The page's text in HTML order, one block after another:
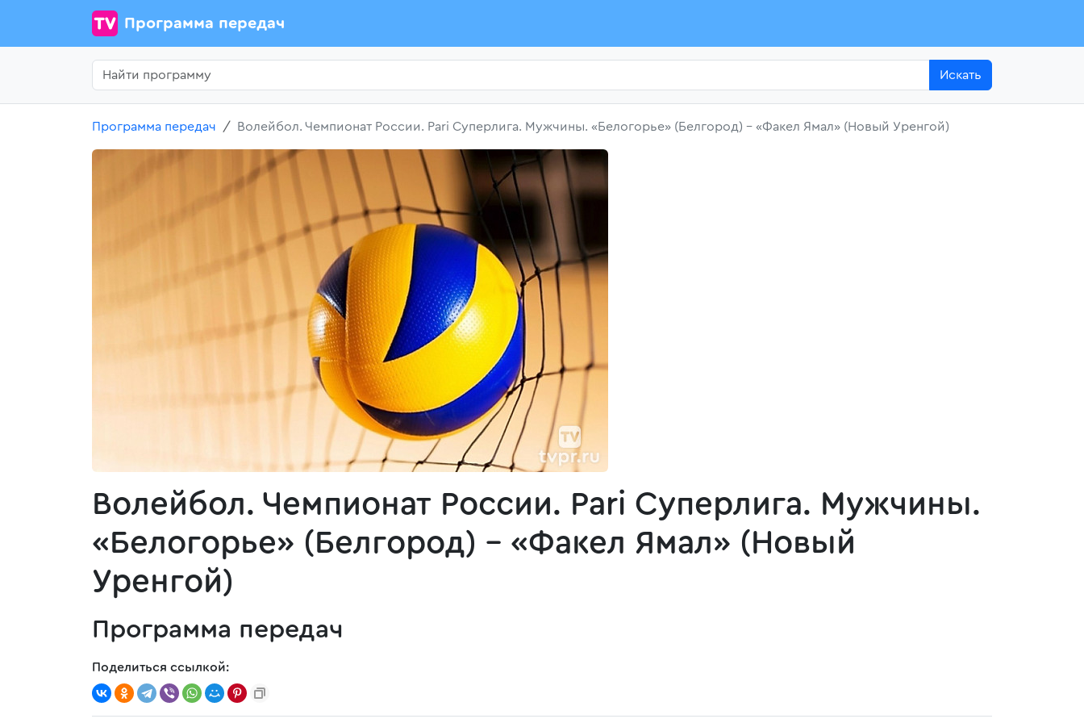
Программа передач
Искать
Программа передач Волейбол. Чемпионат России. Pari Суперлига. Мужчины. «Белогорье» (Белгород) - «Факел Ямал» (Новый Уренгой)
Волейбол. Чемпионат России. Pari Суперлига. Мужчины.
«Белогорье» (Белгород) - «Факел Ямал» (Новый
Уренгой)
Программа передач
Поделиться ссылкой: